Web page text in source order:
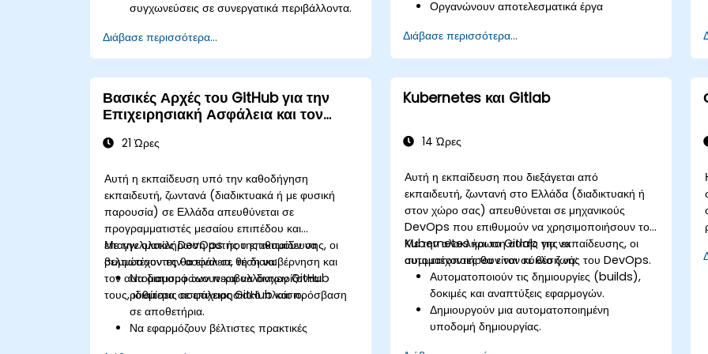
συγχωνεύσεις σε συνεργατικά περιβάλλοντα.
βέλτιστες πρακτικές σε πραγματικά σενάρια.
Χρησιμοποιούν γραφικούς πελάτες
(SourceTree και GitKraken) για τη
διαχείριση Git.
Εκτελούν πρακτικές λειτουργίες Git τόσο από
την κονσόλα όσο και από γραφικές διεπαφές.
Εργάζονται με το Git στο Azure DevOps για
εκδόσεων.
Διάβασε περισσότερα...
Οργανώνουν αποτελεσματικά έργα
namespaces.
Συνεργάζονται στον κώδικα, τα issues και
του GitLab.
Εφαρμόζουν GitLab Pages, ροές εργασίας
πραγματικά έργα.
Διάβασε περισσότερα...
Βασικές Αρχές του GitHub για την
Επιχειρησιακή Ασφάλεια και τον
21 Ώρες
Αυτή η εκπαίδευση υπό την καθοδήγηση
εκπαιδευτή, ζωντανά (διαδικτυακά ή με φυσική
παρουσία) σε Ελλάδα απευθύνεται σε
προγραμματιστές μεσαίου επιπέδου και
επαγγελματίες DevOps που επιθυμούν να
βελτιώσουν την ασφάλεια, τη διακυβέρνηση και
τον αυτοματισμό των περιβαλλόντων GitHub
τους, ιδιαίτερα σε επιχειρησιακό πλαίσιο.
Με την ολοκλήρωση αυτής της εκπαίδευσης, οι
συμμετέχοντες θα είναι σε θέση να:
Να διαμορφώνουν και να διαχειρίζονται
ρυθμίσεις ασφάλειας GitHub και πρόσβαση
σε αποθετήρια.
Να εφαρμόζουν βέλτιστες πρακτικές
Kubernetes και Gitlab
14 Ώρες
Αυτή η εκπαίδευση που διεξάγεται από
εκπαιδευτή, ζωντανή στο Ελλάδα (διαδικτυακή ή
στον χώρο σας) απευθύνεται σε μηχανικούς
DevOps που επιθυμούν να χρησιμοποιήσουν το
Kubernetes και το Gitlab για να
αυτοματοποιήσουν τον κύκλο ζωής του DevOps.
Με την ολοκλήρωση αυτής της εκπαίδευσης, οι
συμμετέχοντες θα είναι σε θέση να:
Αυτοματοποιούν τις δημιουργίες (builds),
δοκιμές και αναπτύξεις εφαρμογών.
Δημιουργούν μια αυτοματοποιημένη
υποδομή δημιουργίας.